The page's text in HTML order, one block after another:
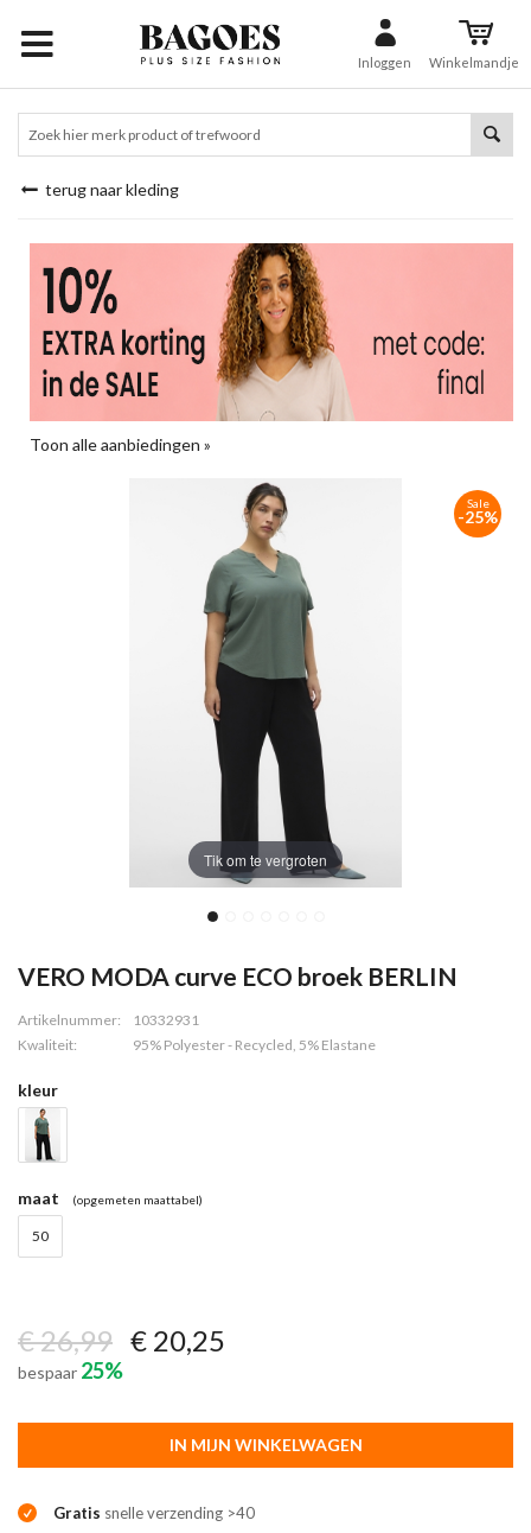
Inloggen Winkelmandje
terug naar kleding
Toon alle aanbiedingen »
Tik om te vergroten
Sale
-25%
VERO MODA curve ECO broek BERLIN
Artikelnummer:
10332931
Kwaliteit:
95% Polyester - Recycled, 5% Elastane
kleur
maat (opgemeten maattabel)
50
€ 26,99 € 20,25
bespaar 25%
IN MIJN WINKELWAGEN
Gratis snelle verzending >40